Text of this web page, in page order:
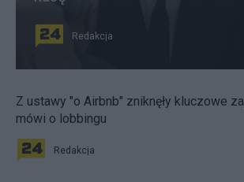
Redakcja
Z ustawy "o Airbnb" zniknęły kluczowe
mówi o lobbingu
Redakcja